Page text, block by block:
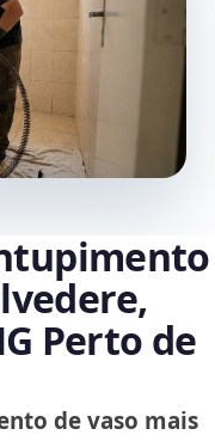
Perto de
de vaso mais